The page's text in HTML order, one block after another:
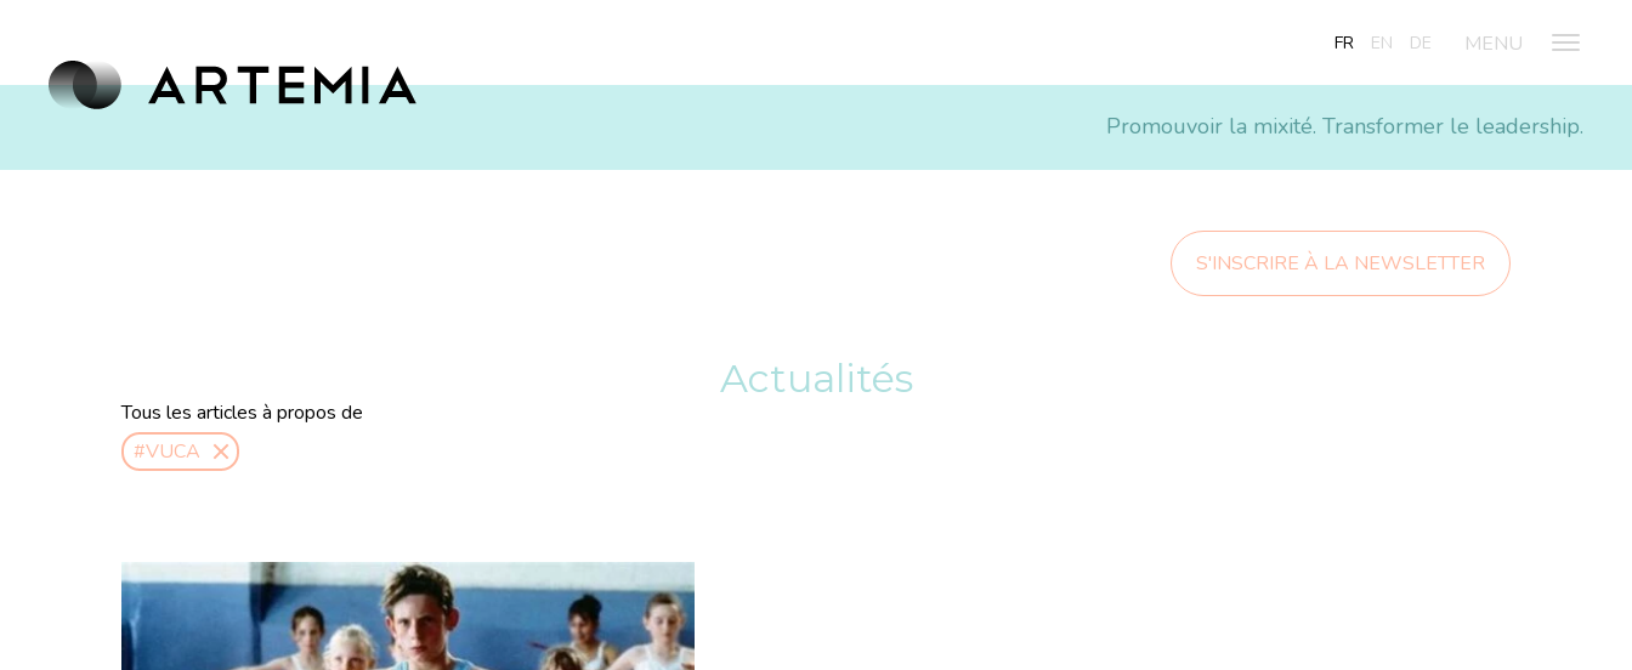
FR EN DE
Promouvoir la mixité. Transformer le leadership.
S'INSCRIRE À LA NEWSLETTER
Actualités
Tous les articles à propos de
#VUCA